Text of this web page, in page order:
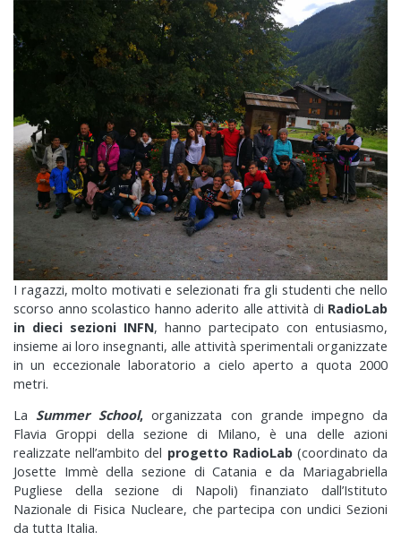
I ragazzi, molto motivati e selezionati fra gli studenti che nello
scorso anno scolastico hanno aderito alle attività di RadioLab
in dieci sezioni INFN, hanno partecipato con entusiasmo,
insieme ai loro insegnanti, alle attività sperimentali organizzate
in un eccezionale laboratorio a cielo aperto a quota 2000
metri.
La Summer School, organizzata con grande impegno da
Flavia Groppi della sezione di Milano, è una delle azioni
realizzate nell’ambito del progetto RadioLab(coordinato da
Josette Immè della sezione di Catania e da Mariagabriella
Pugliese della sezione di Napoli) finanziato dall’Istituto
Nazionale di Fisica Nucleare, che partecipa con undici Sezioni
da tutta Italia.